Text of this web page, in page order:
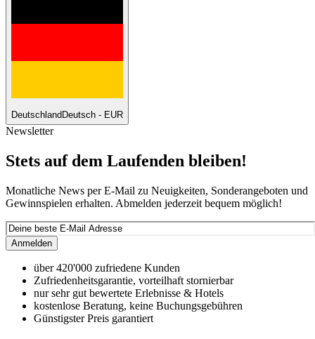
Deutschland Deutsch - EUR
Newsletter
Stets auf dem Laufenden bleiben!
Monatliche News per E-Mail zu Neuigkeiten, Sonderangeboten und
Gewinnspielen erhalten. Abmelden jederzeit bequem möglich!
Anmelden
über 420'000 zufriedene Kunden
Zufriedenheitsgarantie, vorteilhaft stornierbar
nur sehr gut bewertete Erlebnisse & Hotels
kostenlose Beratung, keine Buchungsgebühren
Günstigster Preis garantiert